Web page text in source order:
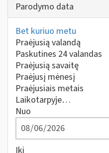
Parodymo data
Bet kuriuo metu
Praėjusią valandą
Paskutines 24 valandas
Praėjusią savaitę
Praėjusį mėnesį
Praėjusiais metais
Laikotarpyje…
Nuo
Iki